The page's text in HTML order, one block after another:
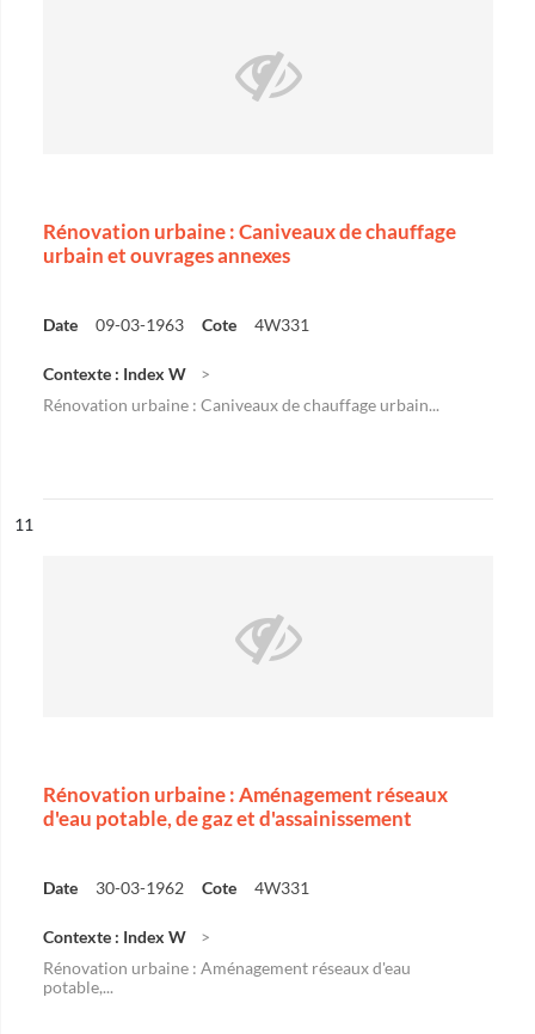
Rénovation urbaine : Caniveaux de chauffage
urbain et ouvrages annexes
Date 09-03-1963 Cote 4W331
Contexte : Index W
Rénovation urbaine : Caniveaux de chauffage urbain...
n°
11
Rénovation urbaine : Aménagement réseaux
d'eau potable, de gaz et d'assainissement
Date 30-03-1962 Cote 4W331
Contexte : Index W
Rénovation urbaine : Aménagement réseaux d'eau
potable,...